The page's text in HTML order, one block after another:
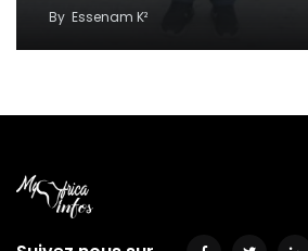
By Essenam K²